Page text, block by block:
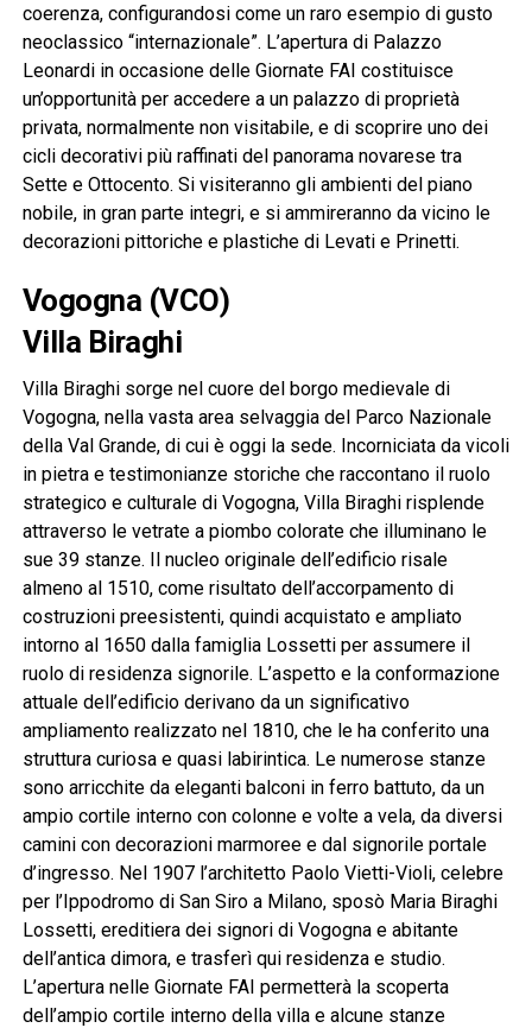
coerenza, configurandosi come un raro esempio di gusto
neoclassico “internazionale”. L’apertura di Palazzo
Leonardi in occasione delle Giornate FAI costituisce
un’opportunità per accedere a un palazzo di proprietà
privata, normalmente non visitabile, e di scoprire uno dei
cicli decorativi più raffinati del panorama novarese tra
Sette e Ottocento. Si visiteranno gli ambienti del piano
nobile, in gran parte integri, e si ammireranno da vicino le
decorazioni pittoriche e plastiche di Levati e Prinetti.
Vogogna (VCO)
Villa Biraghi
Villa Biraghi sorge nel cuore del borgo medievale di
Vogogna, nella vasta area selvaggia del Parco Nazionale
della Val Grande, di cui è oggi la sede. Incorniciata da vicoli
in pietra e testimonianze storiche che raccontano il ruolo
strategico e culturale di Vogogna, Villa Biraghi risplende
attraverso le vetrate a piombo colorate che illuminano le
sue 39 stanze. Il nucleo originale dell’edificio risale
almeno al 1510, come risultato dell’accorpamento di
costruzioni preesistenti, quindi acquistato e ampliato
intorno al 1650 dalla famiglia Lossetti per assumere il
ruolo di residenza signorile. L’aspetto e la conformazione
attuale dell’edificio derivano da un significativo
ampliamento realizzato nel 1810, che le ha conferito una
struttura curiosa e quasi labirintica. Le numerose stanze
sono arricchite da eleganti balconi in ferro battuto, da un
ampio cortile interno con colonne e volte a vela, da diversi
camini con decorazioni marmoree e dal signorile portale
d’ingresso. Nel 1907 l’architetto Paolo Vietti-Violi, celebre
per l’Ippodromo di San Siro a Milano, sposò Maria Biraghi
Lossetti, ereditiera dei signori di Vogogna e abitante
dell’antica dimora, e trasferì qui residenza e studio.
L’apertura nelle Giornate FAI permetterà la scoperta
dell’ampio cortile interno della villa e alcune stanze